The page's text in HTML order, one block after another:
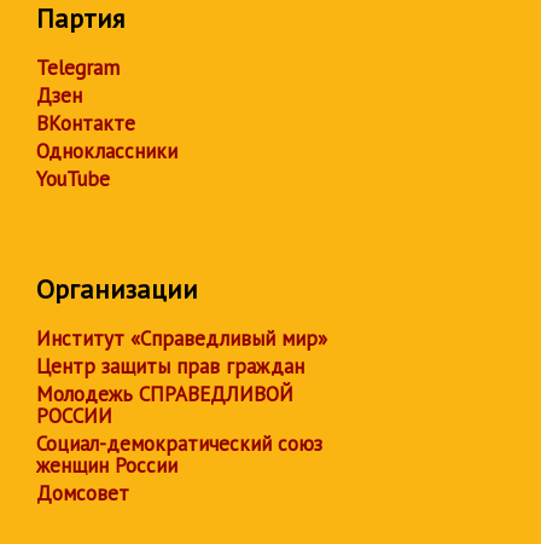
Партия
Telegram
Дзен
ВКонтакте
Одноклассники
YouTube
Организации
Институт «Справедливый мир»
Центр защиты прав граждан
Молодежь СПРАВЕДЛИВОЙ
РОССИИ
Социал-демократический союз
женщин России
Домсовет